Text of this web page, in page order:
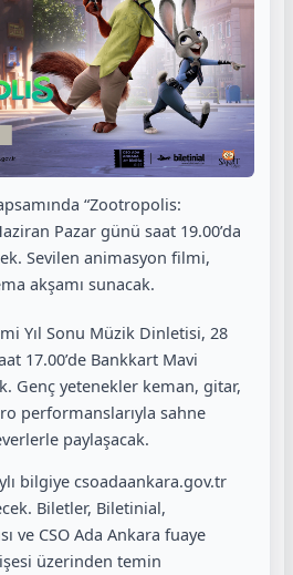
“Zootropolis:
Pazar günü saat 19.00’da
Sevilen animasyon filmi,
akşamı sunacak.
Yıl Sonu Müzik Dinletisi, 28
17.00’de Bankkart Mavi
Genç yetenekler keman, gitar,
performanslarıyla sahne
paylaşacak.
bilgiye csoadaankara.gov.tr
Biletler, Biletinial,
ve CSO Ada Ankara fuaye
üzerinden temin